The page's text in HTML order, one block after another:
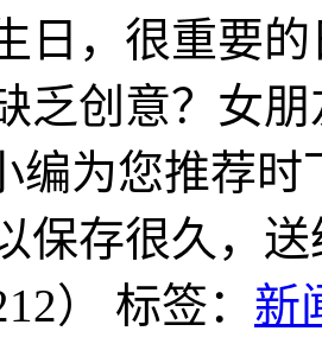
日，很重要
乏创意？女
编为您推荐
保存很久，
） 标签： 新